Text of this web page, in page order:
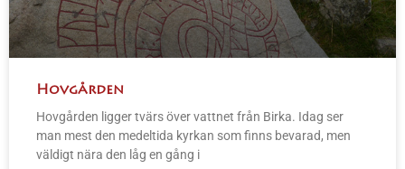
Hovgården
Hovgården ligger tvärs över vattnet från Birka. Idag ser
man mest den medeltida kyrkan som finns bevarad, men
väldigt nära den låg en gång i